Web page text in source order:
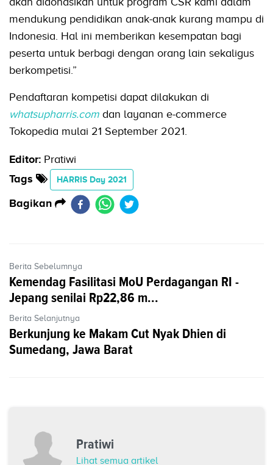
mendukung pendidikan anak-anak kurang mampu di
Indonesia. Hal ini memberikan kesempatan bagi
peserta untuk berbagi dengan orang lain sekaligus
berkompetisi.”
Pendaftaran kompetisi dapat dilakukan di
whatsupharris.com dan layanan e-commerce
Tokopedia mulai 21 September 2021.
Editor: Pratiwi
Tags
HARRIS Day 2021
Bagikan
Berita Sebelumnya
Kemendag Fasilitasi MoU Perdagangan RI -
Jepang senilai Rp22,86 m...
Berita Selanjutnya
Berkunjung ke Makam Cut Nyak Dhien di
Sumedang, Jawa Barat
Pratiwi
Lihat semua artikel